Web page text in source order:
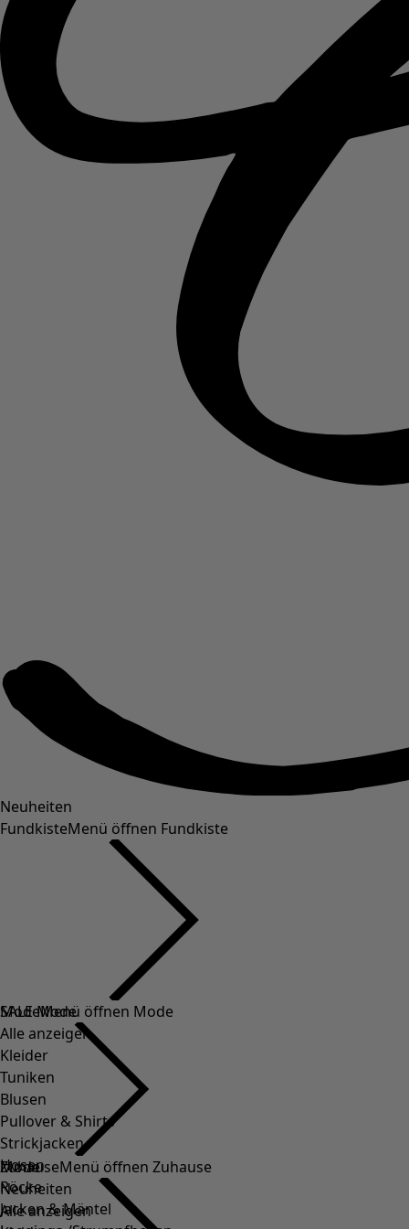
Neuheiten
FundkisteMenü öffnen Fundkiste
SALE Mode
Alle anzeigen
Kleider
Tuniken
Blusen
Pullover & Shirts
Strickjacken
Hosen
Röcke
Jacken & Mäntel
ModeMenü öffnen Mode
Mode
Neuheiten
Alle anzeigen
ZuhauseMenü öffnen Zuhause